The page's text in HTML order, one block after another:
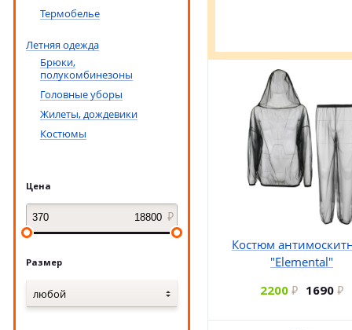
Термобелье
Летняя одежда
Брюки,
полукомбинезоны
Головные уборы
Жилеты, дождевики
Костюмы
Цена
Размер
любой
Костюм
"Elemental"
2200
1690